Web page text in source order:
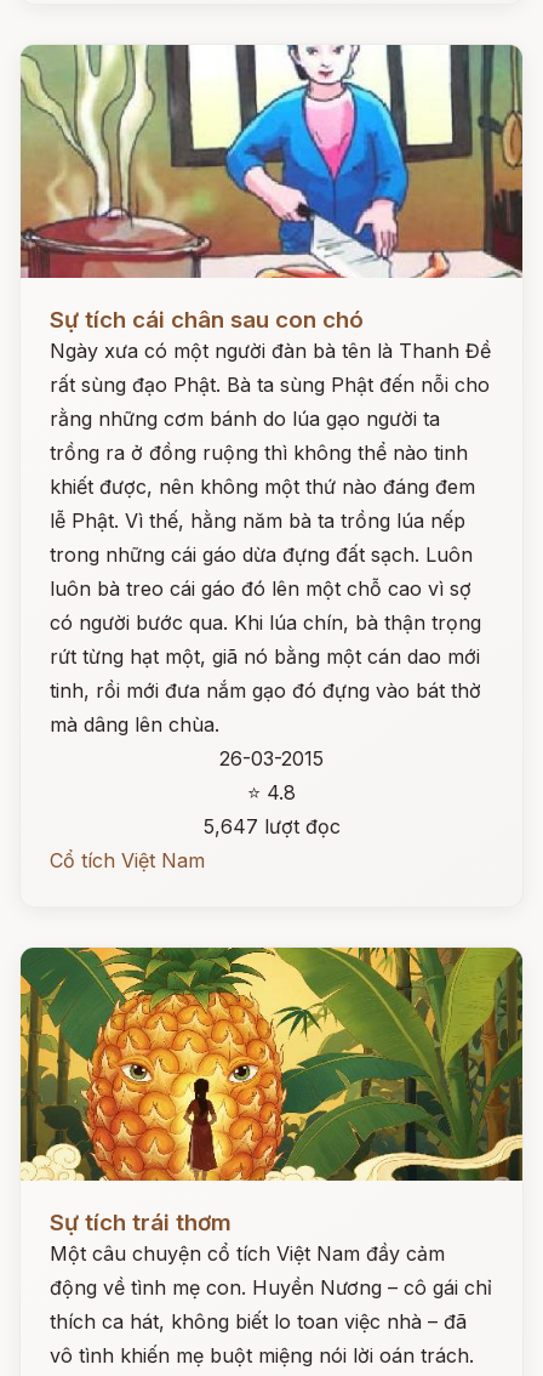
Sự tích cái chân sau con chó
Ngày xưa có một người đàn bà tên là Thanh Đề
rất sùng đạo Phật. Bà ta sùng Phật đến nỗi cho
rằng những cơm bánh do lúa gạo người ta
trồng ra ở đồng ruộng thì không thể nào tinh
khiết được, nên không một thứ nào đáng đem
lễ Phật. Vì thế, hằng năm bà ta trồng lúa nếp
trong những cái gáo dừa đựng đất sạch. Luôn
luôn bà treo cái gáo đó lên một chỗ cao vì sợ
có người bước qua. Khi lúa chín, bà thận trọng
rứt từng hạt một, giã nó bằng một cán dao mới
tinh, rồi mới đưa nắm gạo đó đựng vào bát thờ
mà dâng lên chùa.
26-03-2015
⭐ 4.8
5,647 lượt đọc
Cổ tích Việt Nam
Sự tích trái thơm
Một câu chuyện cổ tích Việt Nam đầy cảm
động về tình mẹ con. Huyền Nương – cô gái chỉ
thích ca hát, không biết lo toan việc nhà – đã
vô tình khiến mẹ buột miệng nói lời oán trách.